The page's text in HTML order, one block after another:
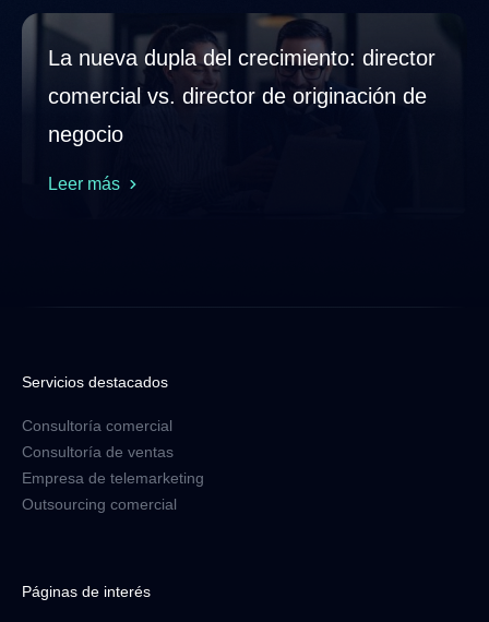
La nueva dupla del crecimiento: director
comercial vs. director de originación de
negocio
Leer más
Servicios destacados
Consultoría comercial
Consultoría de ventas
Empresa de telemarketing
Outsourcing comercial
Páginas de interés